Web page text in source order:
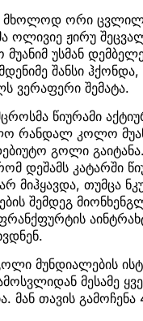
მხოლოდ ორი
ოლივიე ჟირუ
უსმან
შანსი ჰქონდა,
ვერაფერი შემატა.
წიურამი
რანდალ კოლო
გოლი გაიტანა.
დეშამს კატარში
მიჰყავდა, თუმცა
შემდეგ
მუნდიალების
მესამე
მან თავის გამოჩენა